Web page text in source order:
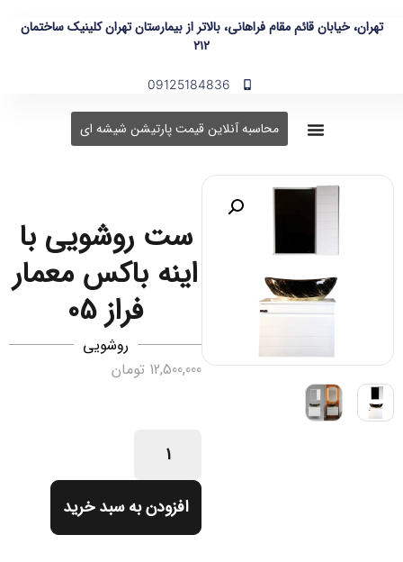
تهران، خیابان قائم مقام فراهانی، بالاتر از بیمارستان تهران کلینیک ساختمان
۲۱۲
09125184836
محاسبه آنلاین قیمت پارتیشن شیشه ای
ست روشویی با
اینه باکس معمار
فراز 05
روشویی
12,500,000 تومان
افزودن به سبد خرید